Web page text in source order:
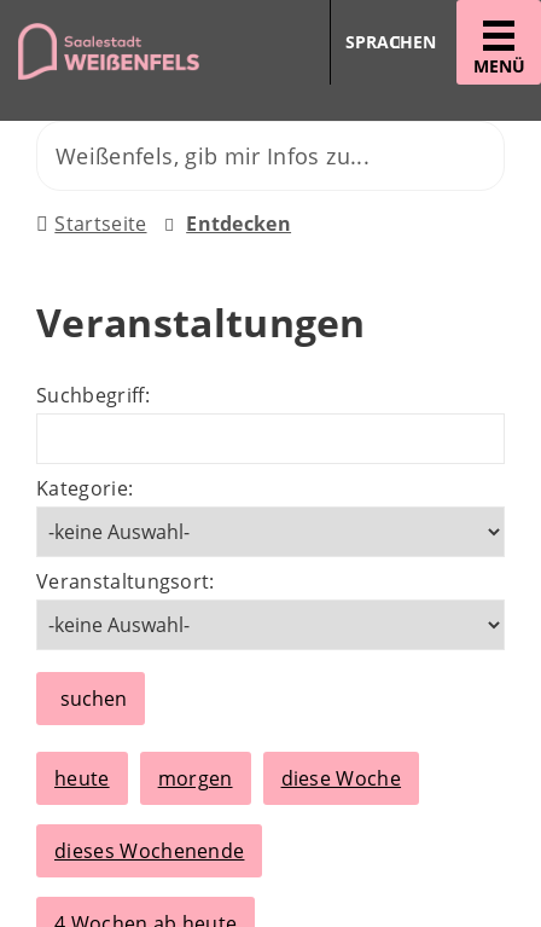
MENÜ
SPRACHEN
Startseite Entdecken
Veranstaltungen
Suchbegriff:
Kategorie:
Veranstaltungsort:
suchen
heute morgen diese Woche
dieses Wochenende